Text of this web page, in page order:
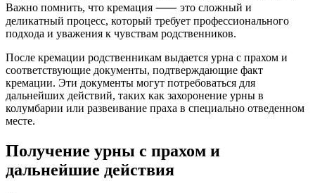
Важно помнить, что кремация ⸺ это сложный и
деликатный процесс, который требует профессионального
подхода и уважения к чувствам родственников.
После кремации родственникам выдается урна с прахом и
соответствующие документы, подтверждающие факт
кремации. Эти документы могут потребоваться для
дальнейших действий, таких как захоронение урны в
колумбарии или развеивание праха в специально отведенном
месте.
Получение урны с прахом и
дальнейшие действия